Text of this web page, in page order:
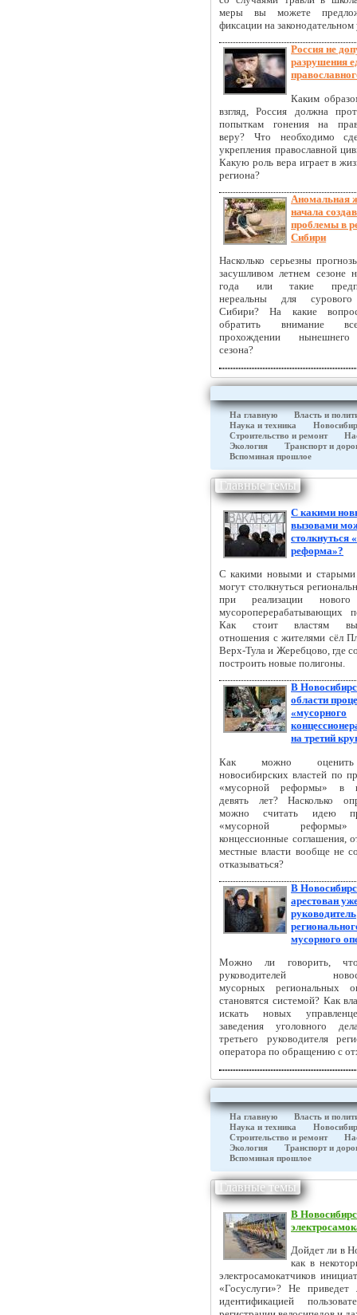
меры вы можете
фиксации на законодательном
Россия не
разрушения
Каким
взгляд, Россия должна
попыткам гонения на
веру? Что необходимо
укрепления православной
Какую роль вера играет в
региона?
Аномальная
начала
проблемы в
Сибири
Насколько серьезны
засушливом летнем сезоне
года или такие
нереальны для сурового
Сибири? На какие
обратить внимание
прохождении нынешнего
сезона?
На главную
Власть и
Наука и техника
Строительство и ремонт
Экология
Транспорт и
Вспоминая прошлое
Главные темы
С какими
вызовами
столкнуться
реформа»?
С какими новыми и старыми
могут столкнуться
при реализации нового
мусороперерабатывающих
Как стоит властям
отношения с жителями сёл
Верх-Тула и Жеребцово, где
построить новые полигоны.
В
области
«мусорного
на третий
Как можно
новосибирских властей по
«мусорной реформы» в
девять лет? Насколько
можно считать идею
«мусорной
концессионные соглашения,
местные власти вообще не
отказываться?
В
арестован
руководитель
мусорного
Можно ли говорить,
руководителей
мусорных региональных
становятся системой? Как
искать новых
заведения уголовного
третьего руководителя
оператора по обращению с
На главную
Власть и
Наука и техника
Строительство и ремонт
Экология
Транспорт и
Вспоминая прошлое
Главные темы
В
Дойдет ли в
как в
электросамокатчиков
«Госуслуги»? Не
идентификацией